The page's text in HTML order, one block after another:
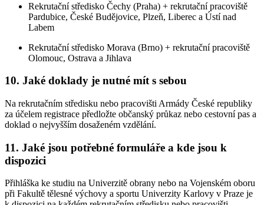
Rekrutační středisko Čechy (Praha) + rekrutační pracoviště
Pardubice, České Budějovice, Plzeň, Liberec a Ústí nad
Labem
Rekrutační středisko Morava (Brno) + rekrutační pracoviště
Olomouc, Ostrava a Jihlava
10. Jaké doklady je nutné mít s sebou
Na rekrutačním středisku nebo pracovišti Armády České republiky
za účelem registrace předložte občanský průkaz nebo cestovní pas a
doklad o nejvyšším dosaženém vzdělání.
11. Jaké jsou potřebné formuláře a kde jsou k
dispozici
Přihláška ke studiu na Univerzitě obrany nebo na Vojenském oboru
při Fakultě tělesné výchovy a sportu Univerzity Karlovy v Praze je